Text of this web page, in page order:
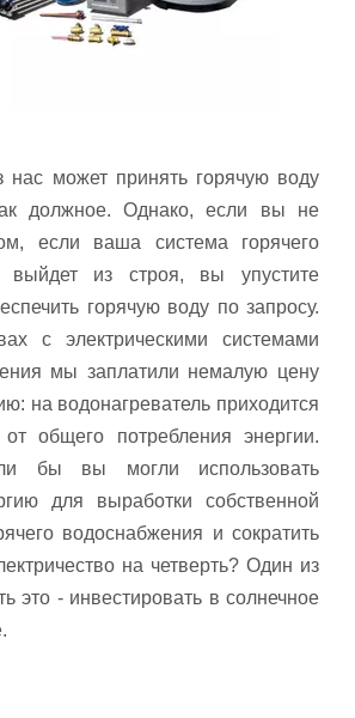
нас может принять горячую воду
должное. Однако, если вы не
если ваша система горячего
выйдет из строя, вы упустите
горячую воду по запросу.
с электрическими системами
мы заплатили немалую цену
на водонагреватель приходится
общего потребления энергии.
бы вы могли использовать
для выработки собственной
водоснабжения и сократить
на четверть? Один из
это - инвестировать в солнечное